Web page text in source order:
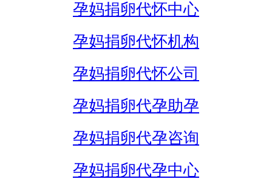
孕妈捐卵代怀中心
孕妈捐卵代怀机构
孕妈捐卵代怀公司
孕妈捐卵代孕助孕
孕妈捐卵代孕咨询
孕妈捐卵代孕中心